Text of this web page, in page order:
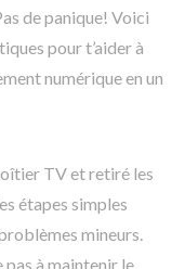
de panique! Voici
pour t’aider à
numérique en un
TV et retiré les
étapes simples
mineurs.
pas à maintenir le